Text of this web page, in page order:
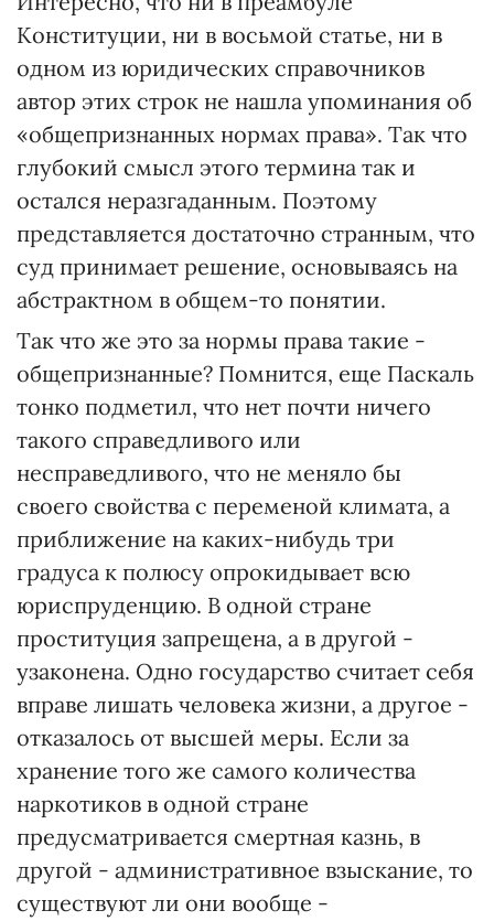
Конституции, ни в восьмой статье, ни в
одном из юридических справочников
автор этих строк не нашла упоминания об
«общепризнанных нормах права». Так что
глубокий смысл этого термина так и
остался неразгаданным. Поэтому
представляется достаточно странным, что
суд принимает решение, основываясь на
абстрактном в общем-то понятии.
Так что же это за нормы права такие -
общепризнанные? Помнится, еще Паскаль
тонко подметил, что нет почти ничего
такого справедливого или
несправедливого, что не меняло бы
своего свойства с переменой климата, а
приближение на каких-нибудь три
градуса к полюсу опрокидывает всю
юриспруденцию. В одной стране
проституция запрещена, а в другой -
узаконена. Одно государство считает себя
вправе лишать человека жизни, а другое -
отказалось от высшей меры. Если за
хранение того же самого количества
наркотиков в одной стране
предусматривается смертная казнь, в
другой - административное взыскание, то
существуют ли они вообще -